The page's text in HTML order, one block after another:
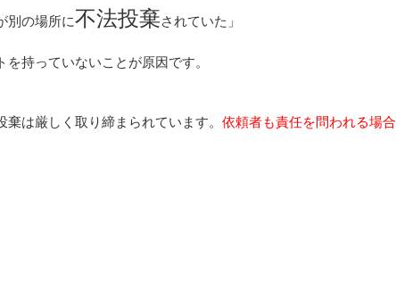
別の場所に不法投棄されていた」
持っていないことが原因です。
は厳しく取り締まられています。 依頼者も責任を問われる場合